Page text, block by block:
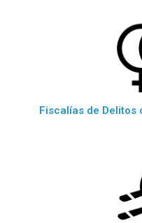
Fiscalías de Delitos